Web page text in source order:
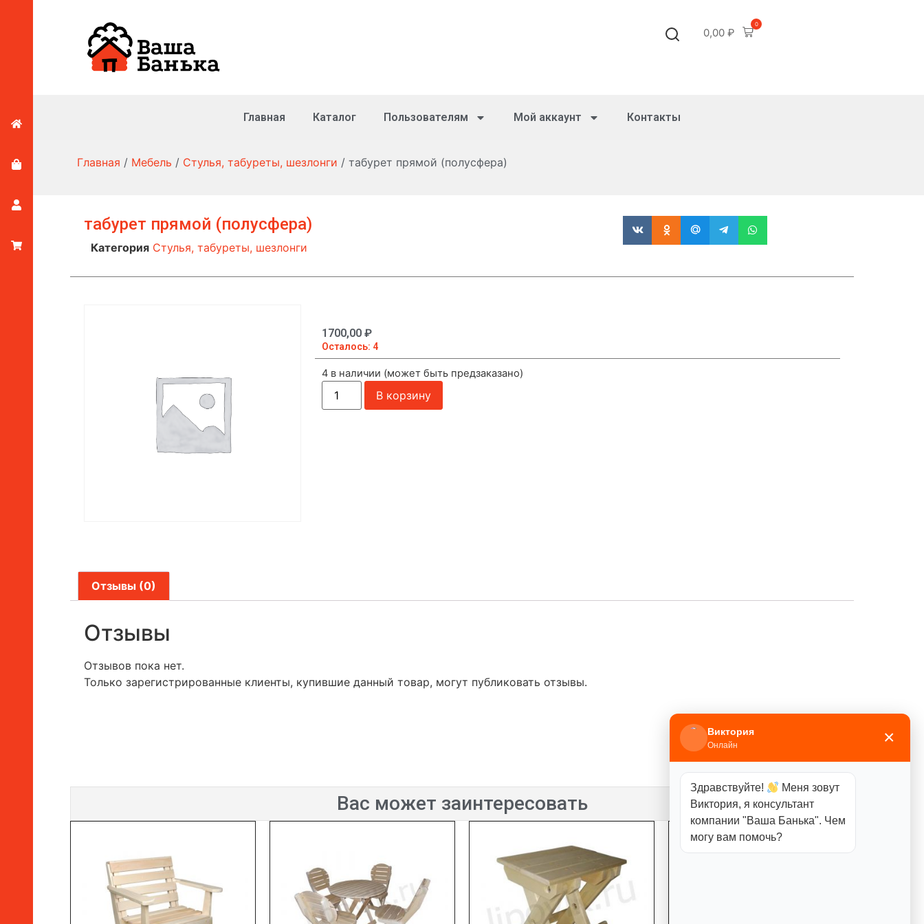
0,00 ₽
0
Главная Каталог Пользователям Мой аккаунт Контакты
Главная / Мебель / Стулья, табуреты, шезлонги / табурет прямой (полусфера)
табурет прямой (полусфера)
Категория Стулья, табуреты, шезлонги
1700,00 ₽
Осталось: 4
4 в наличии (может быть предзаказано)
В корзину
Отзывы (0)
Отзывы
Отзывов пока нет.
Только зарегистрированные клиенты, купившие данный товар, могут публиковать отзывы.
Вас может заинтересовать
Виктория
Онлайн ×
Здравствуйте!
Меня зовут
Виктория, я консультант
компании "Ваша Банька". Чем
могу вам помочь?